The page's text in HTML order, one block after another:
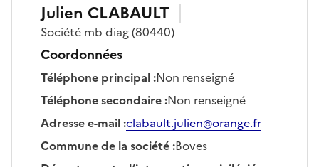
Julien CLABAULT
Société mb diag(80440)
Coordonnées
Téléphone principal:Non renseigné
Téléphone secondaire:Non renseigné
Adresse e-mail:clabault.julien@orange.fr
Commune de la société:Boves